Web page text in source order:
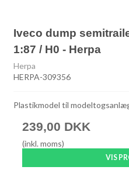
Iveco dump
1:87 / H0 - Herpa
Herpa
HERPA-309356
Plastikmodel til
239,00 DKK
(inkl. moms)
VIS